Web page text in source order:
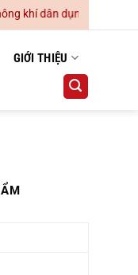
khí dân dụng và công
GIỚI THIỆU